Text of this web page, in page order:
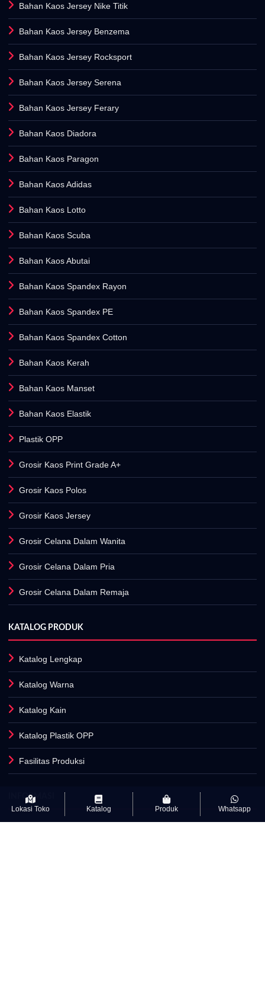
Bahan Kaos Jersey Benzema
Bahan Kaos Jersey Rocksport
Bahan Kaos Jersey Serena
Bahan Kaos Jersey Ferary
Bahan Kaos Diadora
Bahan Kaos Paragon
Bahan Kaos Adidas
Bahan Kaos Lotto
Bahan Kaos Scuba
Bahan Kaos Abutai
Bahan Kaos Spandex Rayon
Bahan Kaos Spandex PE
Bahan Kaos Spandex Cotton
Bahan Kaos Kerah
Bahan Kaos Manset
Bahan Kaos Elastik
Plastik OPP
Grosir Kaos Print Grade A+
Grosir Kaos Polos
Grosir Kaos Jersey
Grosir Celana Dalam Wanita
Grosir Celana Dalam Pria
Grosir Celana Dalam Remaja
Katalog Lengkap
Katalog Warna
Katalog Kain
Katalog Plastik OPP
Fasilitas Produksi
Artikel
Lokasi Toko Katalog Produk Whatsapp